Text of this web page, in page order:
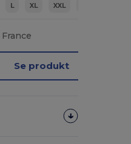
L XL XXL
France
Se produkt